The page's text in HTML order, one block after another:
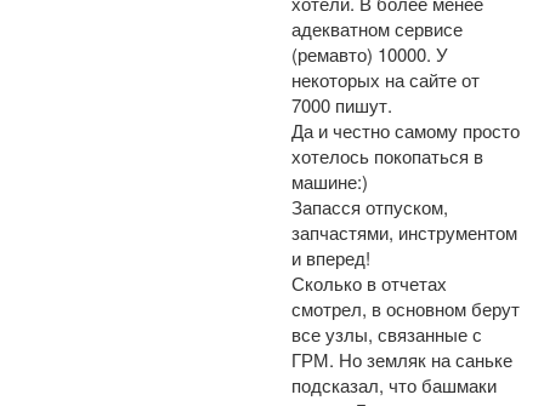
адекватном сервисе
(ремавто) 10000. У
некоторых на сайте от
7000 пишут.
Да и честно самому просто
хотелось покопаться в
машине:)
Запасся отпуском,
запчастями, инструментом
и вперед!
Сколько в отчетах
смотрел, в основном берут
все узлы, связанные с
ГРМ. Но земляк на саньке
подсказал, что башмаки